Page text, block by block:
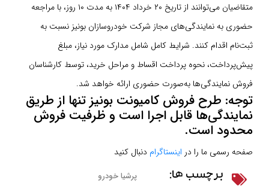
متقاضیان می‌توانند از تاریخ ۲۰ خرداد ۱۴۰۴ به مدت ۱۰ روز، با مراجعه
حضوری به نمایندگی‌های مجاز شرکت خودروسازان بونیز نسبت به
ثبت‌نام اقدام کنند. شرایط کامل شامل مدارک مورد نیاز، مبلغ
پیش‌پرداخت، نحوه پرداخت اقساط و مراحل خرید، توسط کارشناسان
فروش نمایندگی‌ها به‌صورت حضوری ارائه خواهد شد.
توجه: طرح فروش کامیونت بونیز تنها از طریق
نمایندگی‌ها قابل اجرا است و ظرفیت فروش
محدود است.
صفحه رسمی ما را در اینستاگرام دنبال کنید
برچسب ها: پرشیا خودرو